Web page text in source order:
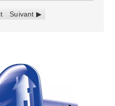
Suivant